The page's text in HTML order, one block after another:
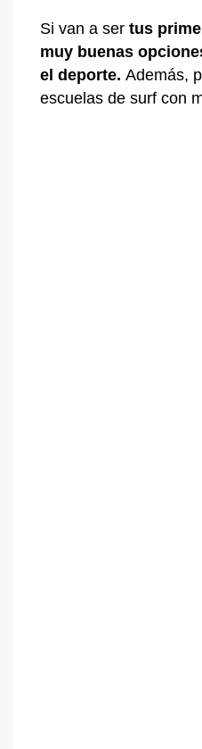
Si van a ser tus
muy buenas
el deporte. Además,
escuelas de surf con